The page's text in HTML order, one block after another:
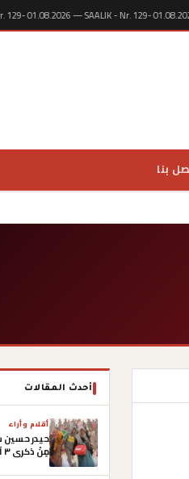
- Nr. 129- 01.08.2026 — SAALIK - Nr. 129-
بنا
أحدث المقالات
أقلام وأراء
حيدر
مِنْ ذكرى ٣ آب (أغسطس) ٢٠٢٦